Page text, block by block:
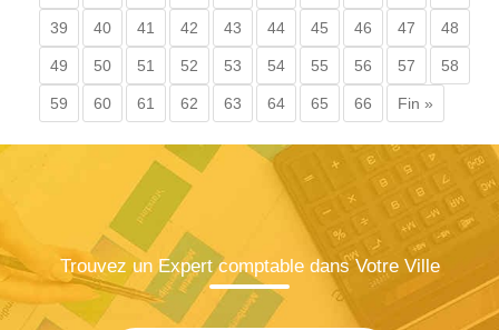
39 40 41 42 43 44 45 46 47 48
49 50 51 52 53 54 55 56 57 58
59 60 61 62 63 64 65 66 Fin »
Trouvez un Expert comptable dans Votre Ville